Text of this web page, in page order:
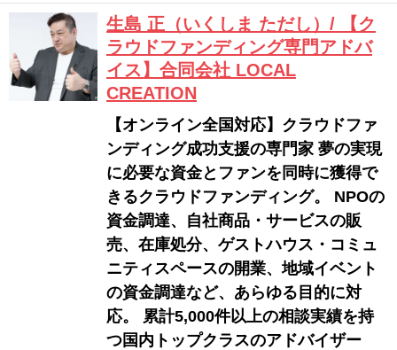
生島 正（いくしま ただし）/ 【ク
ラウドファンディング専門アドバ
イス】合同会社 LOCAL
CREATION
【オンライン全国対応】クラウドファ
ンディング成功支援の専門家 夢の実現
に必要な資金とファンを同時に獲得で
きるクラウドファンディング。 NPOの
資金調達、自社商品・サービスの販
売、在庫処分、ゲストハウス・コミュ
ニティスペースの開業、地域イベント
の資金調達など、あらゆる目的に対
応。 累計5,000件以上の相談実績を持
つ国内トップクラスのアドバイザー